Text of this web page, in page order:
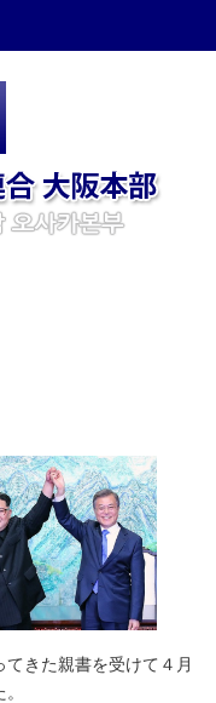
きた親書を受けて４月